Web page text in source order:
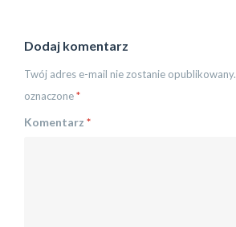
Dodaj komentarz
Twój adres e-mail nie zostanie opublikowany.
oznaczone*
Komentarz *